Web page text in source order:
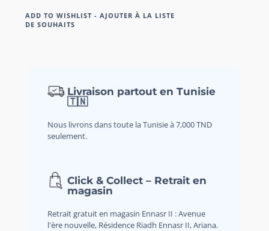
ADD TO WISHLIST - AJOUTER À LA LISTE
DE SOUHAITS
Livraison partout en Tunisie
🇹🇳
Nous livrons dans toute la Tunisie à 7,000 TND
seulement.
Click & Collect – Retrait en
magasin
Retrait gratuit en magasin Ennasr II : Avenue
l'ère nouvelle, Résidence Riadh Ennasr II, Ariana.